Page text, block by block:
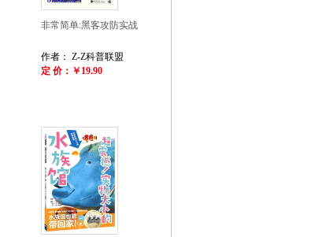
非常简单:黑客攻防实战
作者： Z-Z科普联盟
定 价：￥19.90